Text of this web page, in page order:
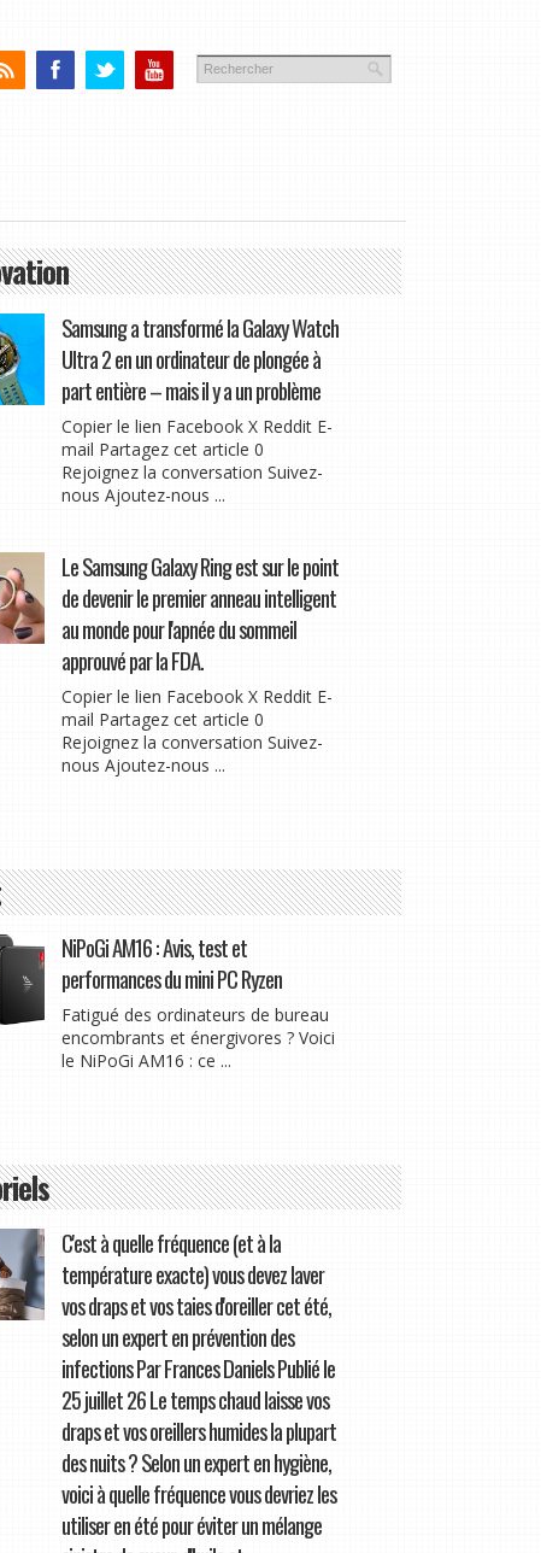
Samsung a transformé la Galaxy Watch
Ultra 2 en un ordinateur de plongée à
part entière – mais il y a un problème
Copier le lien Facebook X Reddit E-
mail Partagez cet article 0
Rejoignez la conversation Suivez-
nous Ajoutez-nous ...
Le Samsung Galaxy Ring est sur le point
de devenir le premier anneau intelligent
au monde pour l'apnée du sommeil
approuvé par la FDA.
Copier le lien Facebook X Reddit E-
mail Partagez cet article 0
Rejoignez la conversation Suivez-
nous Ajoutez-nous ...
NiPoGi AM16 : Avis, test et
performances du mini PC Ryzen
Fatigué des ordinateurs de bureau
encombrants et énergivores ? Voici
le NiPoGi AM16 : ce ...
C'est à quelle fréquence (et à la
température exacte) vous devez laver
vos draps et vos taies d'oreiller cet été,
selon un expert en prévention des
infections Par Frances Daniels Publié le
25 juillet 26 Le temps chaud laisse vos
draps et vos oreillers humides la plupart
des nuits ? Selon un expert en hygiène,
voici à quelle fréquence vous devriez les
utiliser en été pour éviter un mélange